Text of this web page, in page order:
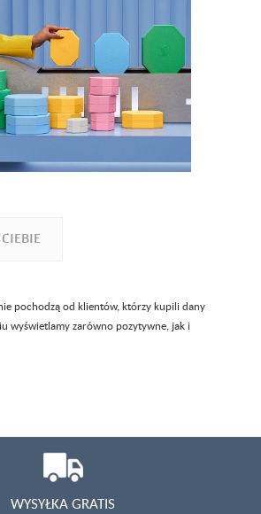
pochodzą od klientów, którzy kupili dany
wyświetlamy zarówno pozytywne, jak i
WYSYŁKA GRATIS